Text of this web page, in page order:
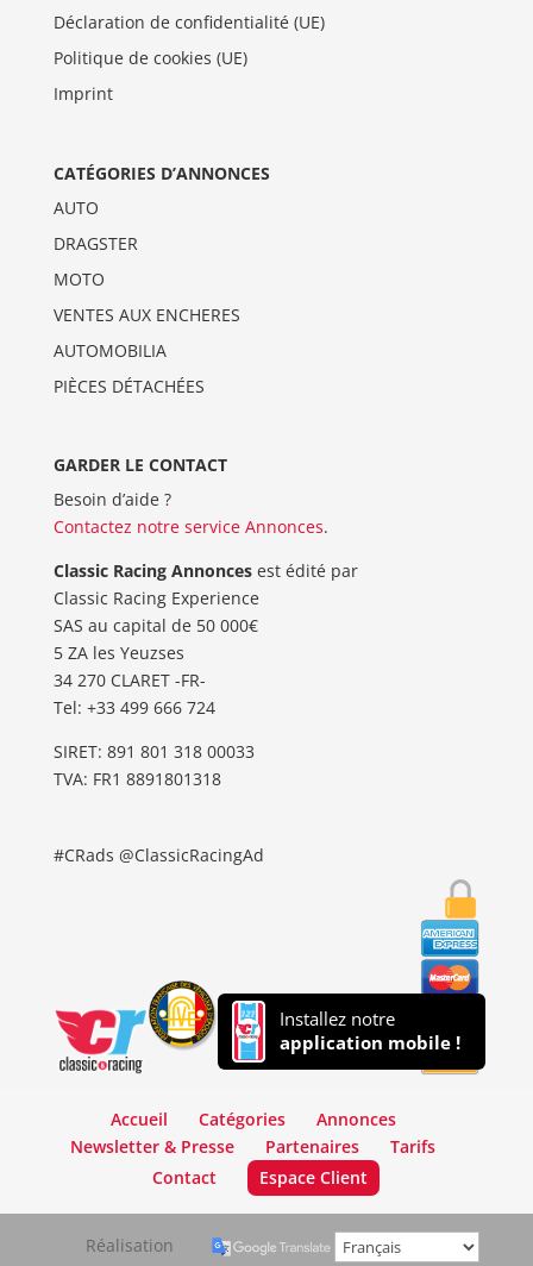
Déclaration de confidentialité (UE)
Politique de cookies (UE)
Imprint
CATÉGORIES D’ANNONCES
AUTO
DRAGSTER
MOTO
VENTES AUX ENCHERES
AUTOMOBILIA
PIÈCES DÉTACHÉES
GARDER LE CONTACT
Besoin d’aide ?
Contactez notre service Annonces.
Classic Racing Annoncesest édité par
Classic Racing Experience
SAS au capital de 50 000€
5 ZA les Yeuzses
34 270 CLARET -FR-
Tel: ‭+33 499 666 724‬
SIRET: 891 801 318 00033
TVA: FR1 8891801318
#CRads @ClassicRacingAd
Installez notre
application mobile !
Accueil Catégories
Annonces
Newsletter & Presse
Partenaires
Tarifs
Contact
Espace Client
Réalisation